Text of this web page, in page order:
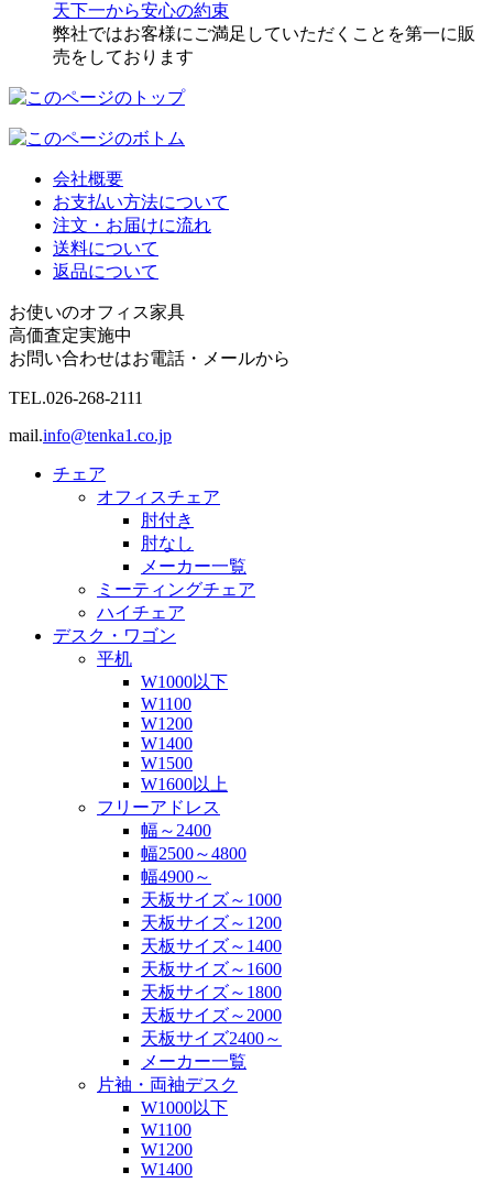
天下一から安心の約束
弊社ではお客様にご満足していただくことを第一に販
売をしております
会社概要
お支払い方法について
注文・お届けに流れ
送料について
返品について
お使いのオフィス家具
高価査定実施中
お問い合わせはお電話・メールから
TEL.026-268-2111
mail.info@tenka1.co.jp
チェア
オフィスチェア
肘付き
肘なし
メーカー一覧
ミーティングチェア
ハイチェア
デスク・ワゴン
平机
W1000以下
W1100
W1200
W1400
W1500
W1600以上
フリーアドレス
幅～2400
幅2500～4800
幅4900～
天板サイズ～1000
天板サイズ～1200
天板サイズ～1400
天板サイズ～1600
天板サイズ～1800
天板サイズ～2000
天板サイズ2400～
メーカー一覧
片袖・両袖デスク
W1000以下
W1100
W1200
W1400